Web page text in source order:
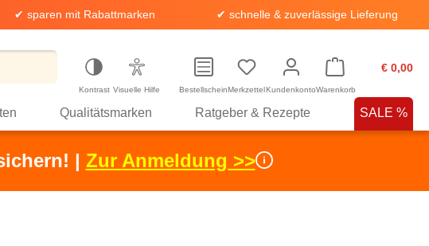
✔ sparen mit Rabattmarken ✔ schnelle & zuverlässige Lieferung
Kontrast Visuelle Hilfe BestellscheinMerkzettelKundenkonto
€ 0,00
Warenkorb
Qualitätsmarken Ratgeber & Rezepte SALE %
| Zur Anmeldung >>